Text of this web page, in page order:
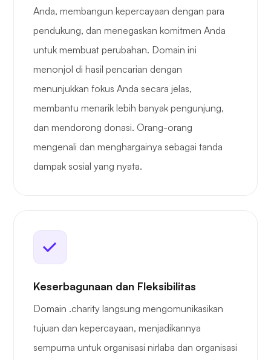
Anda, membangun kepercayaan dengan para
pendukung, dan menegaskan komitmen Anda
untuk membuat perubahan. Domain ini
menonjol di hasil pencarian dengan
menunjukkan fokus Anda secara jelas,
membantu menarik lebih banyak pengunjung,
dan mendorong donasi. Orang-orang
mengenali dan menghargainya sebagai tanda
dampak sosial yang nyata.
Keserbagunaan dan Fleksibilitas
Domain .charity langsung mengomunikasikan
tujuan dan kepercayaan, menjadikannya
sempurna untuk organisasi nirlaba dan organisasi